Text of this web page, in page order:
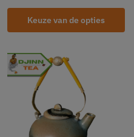
Keuze van de opties